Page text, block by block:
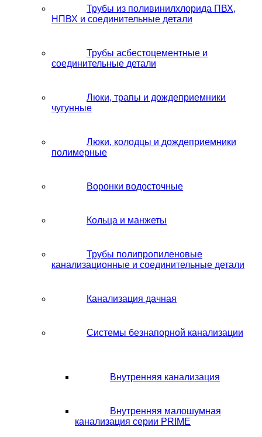
Трубы из поливинилхлорида ПВХ,
НПВХ и соединительные детали
Трубы асбестоцементные и
соединительные детали
Люки, трапы и дождеприемники
чугунные
Люки, колодцы и дождеприемники
полимерные
Воронки водосточные
Кольца и манжеты
Трубы полипропиленовые
канализационные и соединительные детали
Канализация дачная
Системы безнапорной канализации
Внутренняя канализация
Внутренняя малошумная
канализация серии PRIME